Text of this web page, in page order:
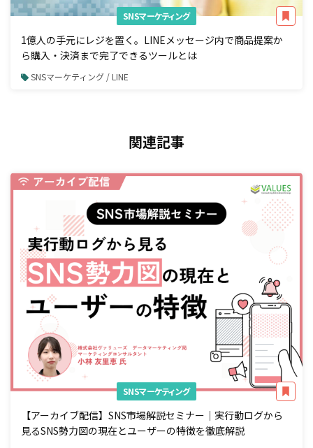
SNSマーケティング
1億人の手元にレジを置く。LINEメッセージ内で商品提案か
ら購入・決済まで完了できるツールとは
SNSマーケティング / LINE
関連記事
SNSマーケティング
【アーカイブ配信】SNS市場解説セミナー｜実行動ログから
見るSNS勢力図の現在とユーザーの特徴を徹底解説